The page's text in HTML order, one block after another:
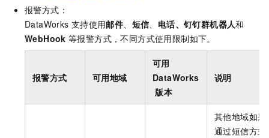
报警方式：
DataWorks 支持使用邮件、 短信、 电话、钉钉群机器人和
WebHook 等报警方式，不同方式使用限制如下。
报警方式 可用地域
可用
DataWorks
版本
说明
其他地域如果
通过短信方式